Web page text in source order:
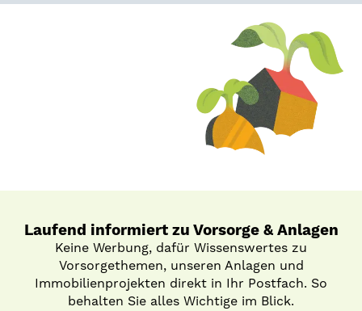
Laufend informiert zu Vorsorge & Anlagen
Keine Werbung, dafür Wissenswertes zu
Vorsorgethemen, unseren Anlagen und
Immobilienprojekten direkt in Ihr Postfach. So
behalten Sie alles Wichtige im Blick.